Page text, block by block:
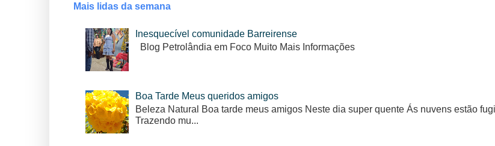
Mais lidas da semana
Inesquecível comunidade Barreirense
Blog Petrolândia em Foco Muito Mais Informações
Boa Tarde Meus queridos amigos
Beleza Natural Boa tarde meus amigos Neste dia super quente Ás nuvens estão
Trazendo mu...